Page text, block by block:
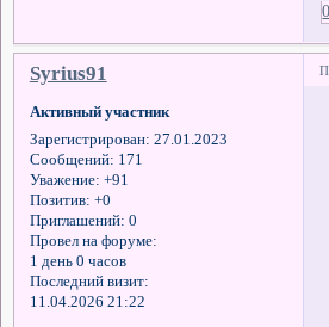
0
Syrius91
Активный участник
Зарегистрирован: 27.01.2023
Сообщений: 171
Уважение: +91
Позитив: +0
Приглашений: 0
Провел на форуме:
1 день 0 часов
Последний визит:
11.04.2026 21:22